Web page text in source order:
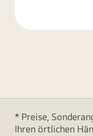
* Preise,
Ihren örtlichen